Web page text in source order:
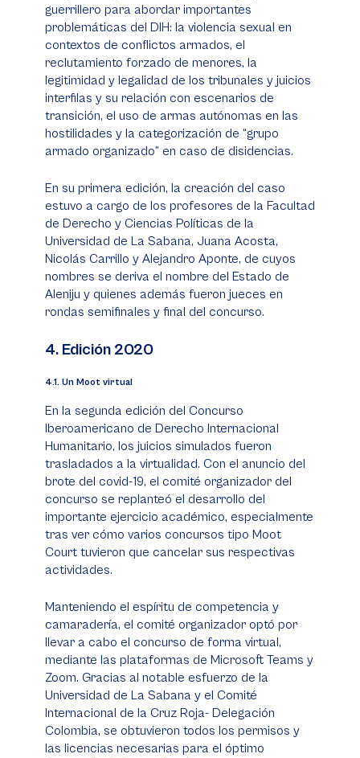
guerrillero para abordar importantes
problemáticas del DIH: la violencia sexual en
contextos de conflictos armados, el
reclutamiento forzado de menores, la
legitimidad y legalidad de los tribunales y juicios
interfilas y su relación con escenarios de
transición, el uso de armas autónomas en las
hostilidades y la categorización de “grupo
armado organizado” en caso de disidencias.
En su primera edición, la creación del caso
estuvo a cargo de los profesores de la Facultad
de Derecho y Ciencias Políticas de la
Universidad de La Sabana, Juana Acosta,
Nicolás Carrillo y Alejandro Aponte, de cuyos
nombres se deriva el nombre del Estado de
Aleniju y quienes además fueron jueces en
rondas semifinales y final del concurso.
4. Edición 2020
4.1. Un Moot virtual
En la segunda edición del Concurso
Iberoamericano de Derecho Internacional
Humanitario, los juicios simulados fueron
trasladados a la virtualidad. Con el anuncio del
brote del covid-19, el comité organizador del
concurso se replanteó el desarrollo del
importante ejercicio académico, especialmente
tras ver cómo varios concursos tipo Moot
Court tuvieron que cancelar sus respectivas
actividades.
Manteniendo el espíritu de competencia y
camaradería, el comité organizador optó por
llevar a cabo el concurso de forma virtual,
mediante las plataformas de Microsoft Teams y
Zoom. Gracias al notable esfuerzo de la
Universidad de La Sabana y el Comité
Internacional de la Cruz Roja- Delegación
Colombia, se obtuvieron todos los permisos y
las licencias necesarias para el óptimo